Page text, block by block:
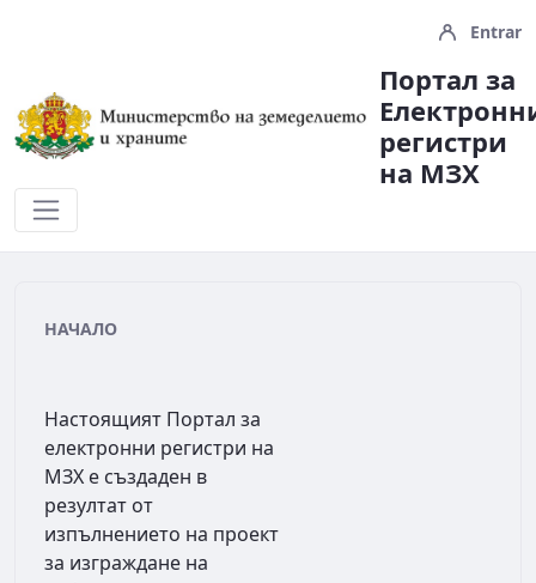
Entrar
Портал за
регистри
на МЗX
НАЧАЛО
Настоящият Портал за
електронни регистри на
МЗХ е създаден в
резултат от
изпълнението на проект
за изграждане на